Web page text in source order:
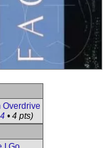
Overdrive
• 4 pts)